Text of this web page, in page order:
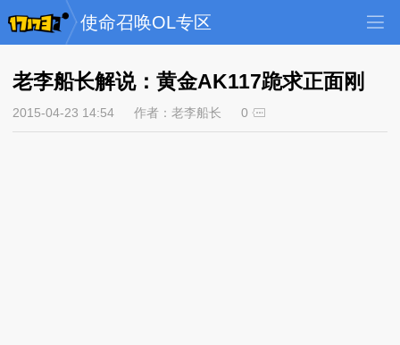
使命召唤OL专区
老李船长解说：黄金AK117跪求正面刚
2015-04-23 14:54 作者：老李船长 0